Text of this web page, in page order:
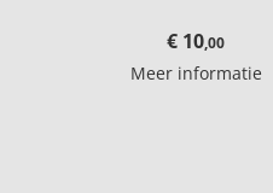
€ 10,00
Meer informatie